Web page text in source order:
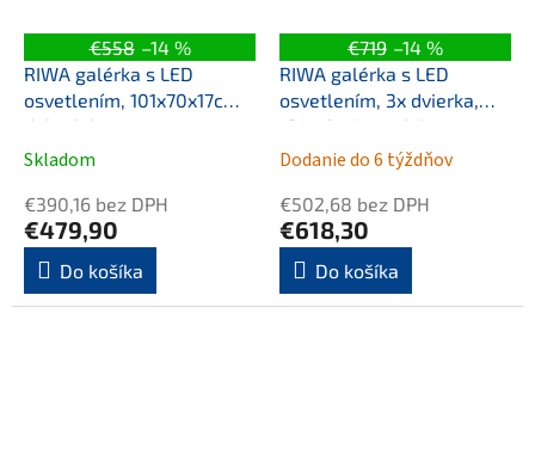
€558 –14 %
RIWA galérka s LED
osvetlením, 101x70x17cm,
dub Alabama
Skladom
€390,16 bez DPH
€479,90
Do košíka
€719 –14 %
RIWA galérka s LED
osvetlením, 3x dvierka,
121x70x17cm, dub
Alabama
Dodanie do 6 týždňov
€502,68 bez DPH
€618,30
Do košíka